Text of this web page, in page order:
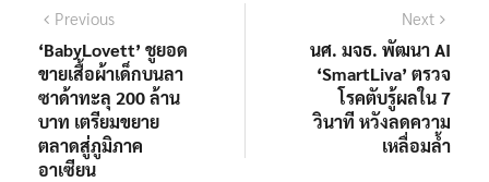
แนะแนว
เรื่อง
PreviousPrevious
post:
‘BabyLovett’ ชูยอด
ขายเสื้อผ้าเด็กบนลา
ซาด้าทะลุ 200 ล้าน
บาท เตรียมขยาย
ตลาดสู่ภูมิภาค
อาเซียน
Next
นศ. มจธ. พัฒนา AI
‘SmartLiva’ ตรวจ
โรคตับรู้ผลใน 7
วินาที หวังลดความ
เหลื่อมล้ำ